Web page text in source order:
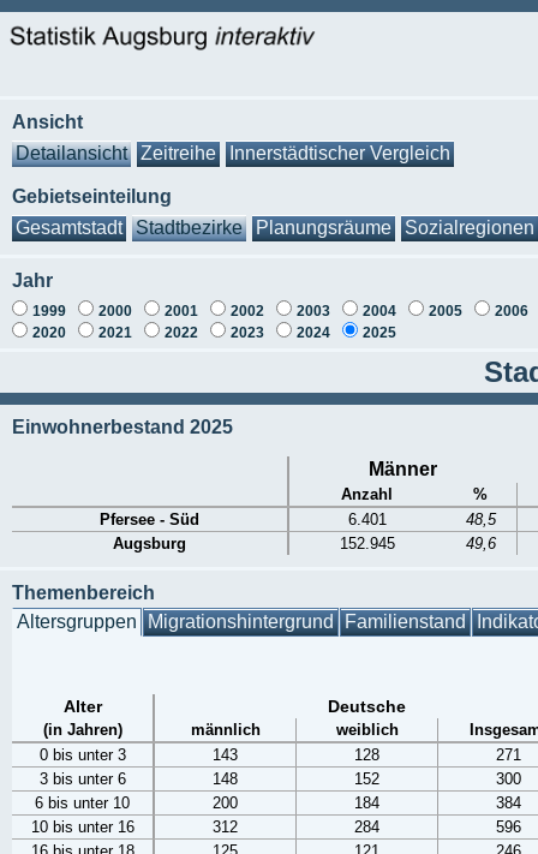
Ansicht
Detailansicht
Zeitreihe Innerstädtischer Vergleich
Gebietseinteilung
Gesamtstadt
Stadtbezirke Planungsräume Sozialregionen
Jahr
1999 2000 2001 2002 2003 2004 2005
2006
2020
2021 2022 2023 2024 2025
Einwohnerbestand 2025
Männer
Anzahl
%
Pfersee - Süd
6.401
48,5
Augsburg
152.945 49,6
Themenbereich
Altersgruppen Migrationshintergrund Familienstand
Alter Deutsche
(in Jahren) männlich weiblich
0 bis unter 3
143 128
271
3 bis unter 6
148 152
300
6 bis unter 10
200 184
384
10 bis unter 16
312 284
596